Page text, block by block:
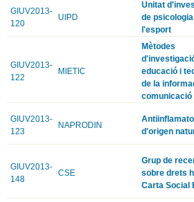
GIUV2013-
120
UIPD
Unitat
de
l'esport
GIUV2013-
122
MIETIC
Mètodes
educació i
de la
comunicació
GIUV2013-
123
NAPRODIN
d'origen
GIUV2013-
148
CSE
Grup de
sobre drets
Carta Social